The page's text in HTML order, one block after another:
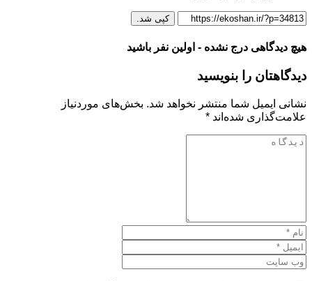
کپی شد.
هیچ دیدگاهی درج نشده - اولین نفر باشید
دیدگاهتان را بنویسید
نشانی ایمیل شما منتشر نخواهد شد. بخش‌های موردنیاز
علامت‌گذاری شده‌اند *